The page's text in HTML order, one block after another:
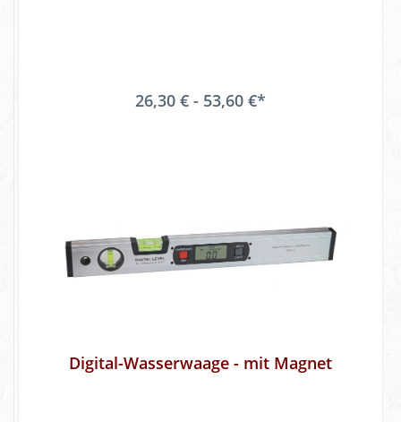
26,30 € - 53,60 €*
Digital-Wasserwaage - mit Magnet